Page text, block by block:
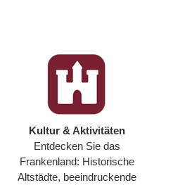
Kultur & Aktivitäten
Entdecken Sie das
Frankenland: Historische
Altstädte, beeindruckende